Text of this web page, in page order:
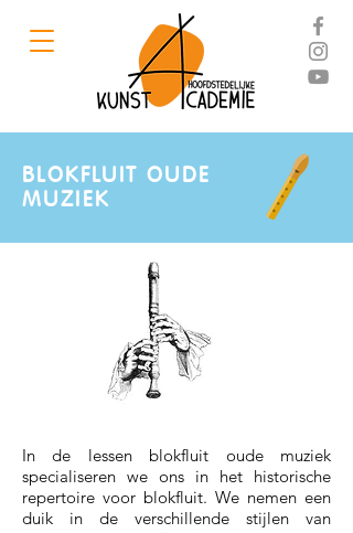
BLOKFLUIT OUDE
MUZIEK
In de lessen blokfluit oude muziek
specialiseren we ons in het historische
repertoire voor blokfluit. We nemen een
duik in de verschillende stijlen van